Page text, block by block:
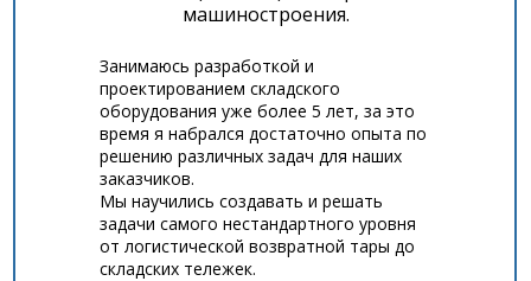
Занимаюсь разработкой и
проектированием складского
оборудования уже более 5 лет, за это
время я набрался достаточно опыта по
решению различных задач для наших
заказчиков.
Мы научились создавать и решать
задачи самого нестандартного уровня
от логистической возвратной тары до
складских тележек.
машиностроения.